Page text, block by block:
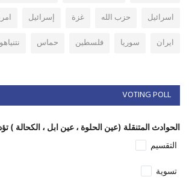
اسرائيل
حزب الله غزة إسرائيل
ايران
سوريا فلسطين حماس نتنياهو
VOTING POLL
الحوادث المتنقلة (عين الحلوة ، عين ابل ، الكحالة )
التقسيم
تسوية